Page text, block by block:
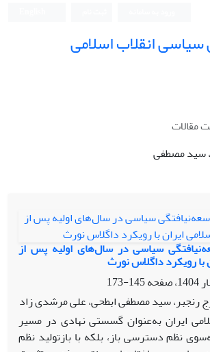
انقلاب اسلامی
مقالات
سید مصطفی
سیاسی در سال‌های اولیه پس از
با رویکرد داگلاس نورث
145-173
رنجبر، سید مصطفی ابطحی، علی مرشدی زاد
ایران به‌عنوان گسستی نهادی در مسیر
نظم دسترسی باز، بلکه با بازتولید نظم